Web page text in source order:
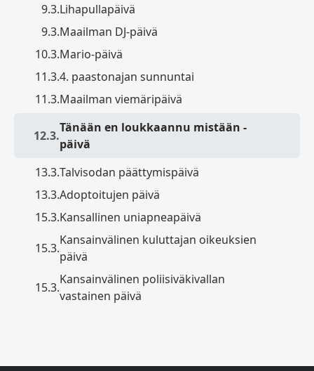
9.3.Lihapullapäivä
9.3.Maailman DJ-päivä
10.3.Mario-päivä
11.3.4. paastonajan sunnuntai
11.3.Maailman viemäripäivä
12.3.
Tänään en loukkaannu mistään -
päivä
13.3.Talvisodan päättymispäivä
13.3.Adoptoitujen päivä
15.3.Kansallinen uniapneapäivä
15.3.
Kansainvälinen kuluttajan oikeuksien
päivä
15.3.
Kansainvälinen poliisiväkivallan
vastainen päivä